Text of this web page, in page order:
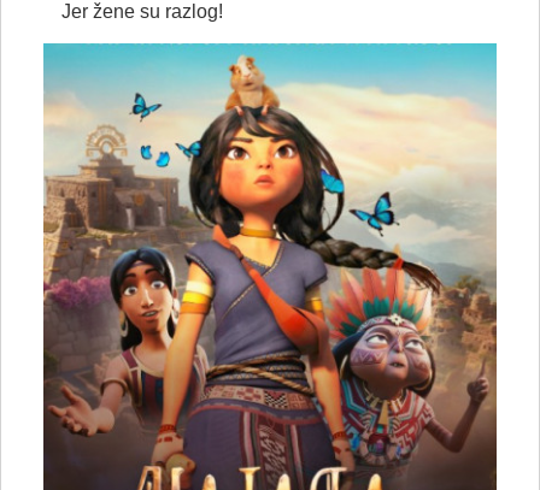
Jer žene su razlog!